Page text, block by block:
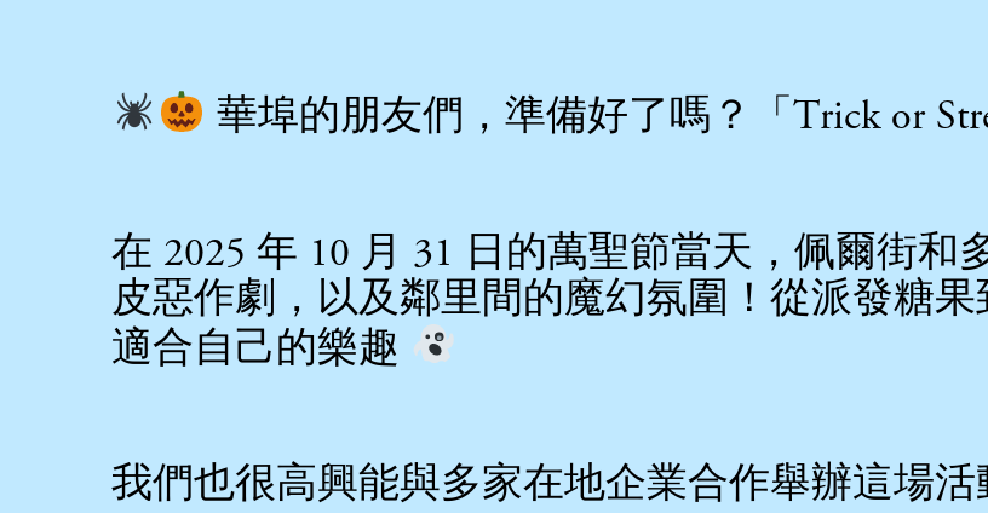
華埠的朋友們，準備好了嗎？「Trick or
在 2025 年 10 月 31 日的萬聖節當天，佩爾街
皮惡作劇，以及鄰里間的魔幻氛圍！從派發糖
適合自己的樂趣
我們也很高興能與多家在地企業合作舉辦這場活